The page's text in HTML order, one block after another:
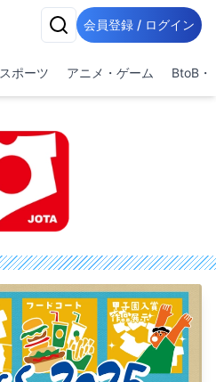
会員登録 / ログイン
スポーツ アニメ・ゲーム BtoB・